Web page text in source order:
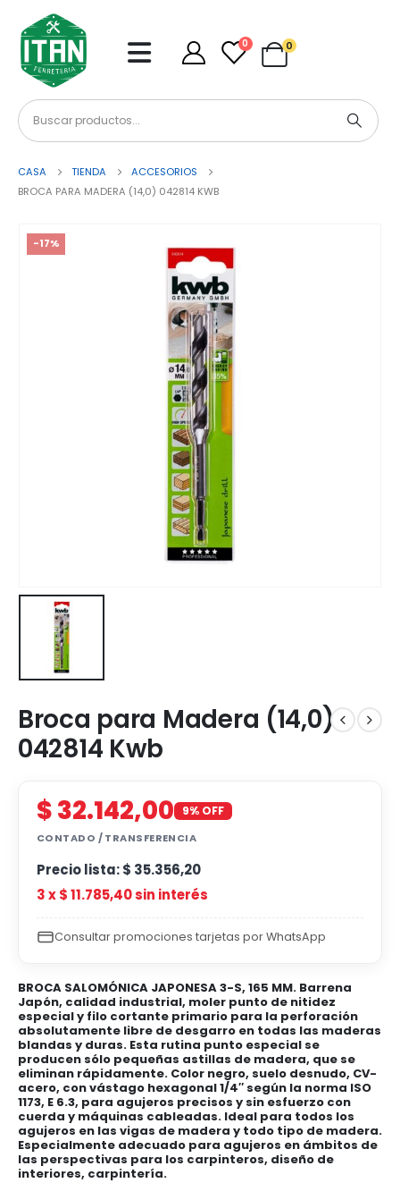
0 0
CASA TIENDA
ACCESORIOS
BROCA PARA MADERA (14,0) 042814 KWB
-17%
Broca para Madera (14,0)
042814 Kwb
$32.142,00 9% OFF
CONTADO / TRANSFERENCIA
Precio lista:$ 35.356,20
3 x$11.785,40sin interés
Consultar promociones tarjetas por WhatsApp
BROCA SALOMÓNICA JAPONESA 3-S, 165 MM. Barrena
Japón, calidad industrial, moler punto de nitidez
especial y filo cortante primario para la perforación
absolutamente libre de desgarro en todas las maderas
blandas y duras. Esta rutina punto especial se
producen sólo pequeñas astillas de madera, que se
eliminan rápidamente. Color negro, suelo desnudo, CV-
acero, con vástago hexagonal 1/4″ según la norma ISO
1173, E 6.3, para agujeros precisos y sin esfuerzo con
cuerda y máquinas cableadas. Ideal para todos los
agujeros en las vigas de madera y todo tipo de madera.
Especialmente adecuado para agujeros en ámbitos de
las perspectivas para los carpinteros, diseño de
interiores, carpintería.